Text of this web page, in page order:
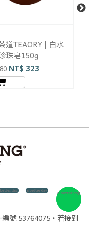
道TEAORY | 白水
珠皂150g
NT$ 323
號 53764075・若接到